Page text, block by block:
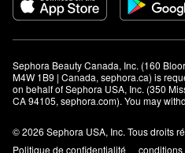
Sephora Beauty Canada, Inc. (160
M4W 1B9 | Canada, sephora.ca) is
on behalf of Sephora USA, Inc. (350
CA 94105, sephora.com). You may
© 2026 Sephora USA, Inc. Tous droits
Politique de confidentialité
conditions